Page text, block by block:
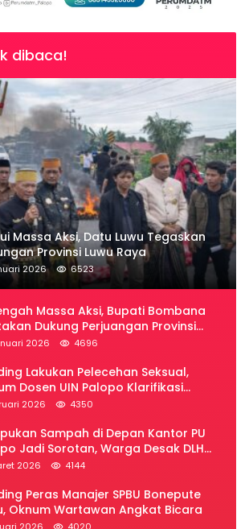
dibaca!
Massa Aksi, Datu Luwu Tegaskan
Provinsi Luwu Raya
2026 6523
Massa Aksi, Bupati Bombana
Dukung Perjuangan Provinsi
Raya2026 4696
Lakukan Pelecehan Seksual,
Dosen UIN Palopo Klarifikasi
2026 4350
Sampah di Depan Kantor PU
Jadi Sorotan, Warga Desak DLH
Bertindak
2026 4144
Peras Manajer SPBU Bonepute
Oknum Wartawan Angkat Bicara